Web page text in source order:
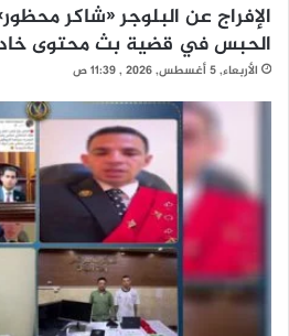
الإفراج عن البلوجر «شاكر
الحبس في قضية بث محتوى
الأربعاء, 5 أغسطس, 2026 , 11:39 ص